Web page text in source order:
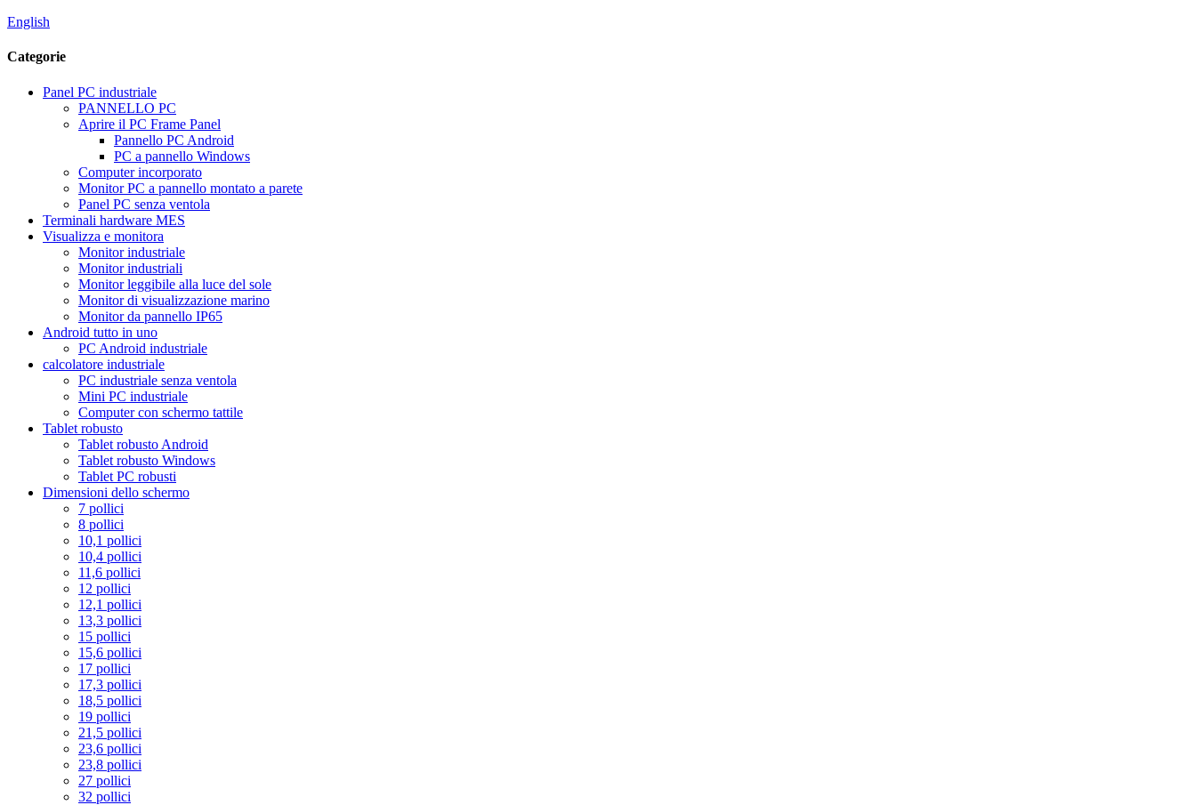
English
Categorie
Panel PC industriale
PANNELLO PC
Aprire il PC Frame Panel
Pannello PC Android
PC a pannello Windows
Computer incorporato
Monitor PC a pannello montato a parete
Panel PC senza ventola
Terminali hardware MES
Visualizza e monitora
Monitor industriale
Monitor industriali
Monitor leggibile alla luce del sole
Monitor di visualizzazione marino
Monitor da pannello IP65
Android tutto in uno
PC Android industriale
calcolatore industriale
PC industriale senza ventola
Mini PC industriale
Computer con schermo tattile
Tablet robusto
Tablet robusto Android
Tablet robusto Windows
Tablet PC robusti
Dimensioni dello schermo
7 pollici
8 pollici
10,1 pollici
10,4 pollici
11,6 pollici
12 pollici
12,1 pollici
13,3 pollici
15 pollici
15,6 pollici
17 pollici
17,3 pollici
18,5 pollici
19 pollici
21,5 pollici
23,6 pollici
23,8 pollici
27 pollici
32 pollici